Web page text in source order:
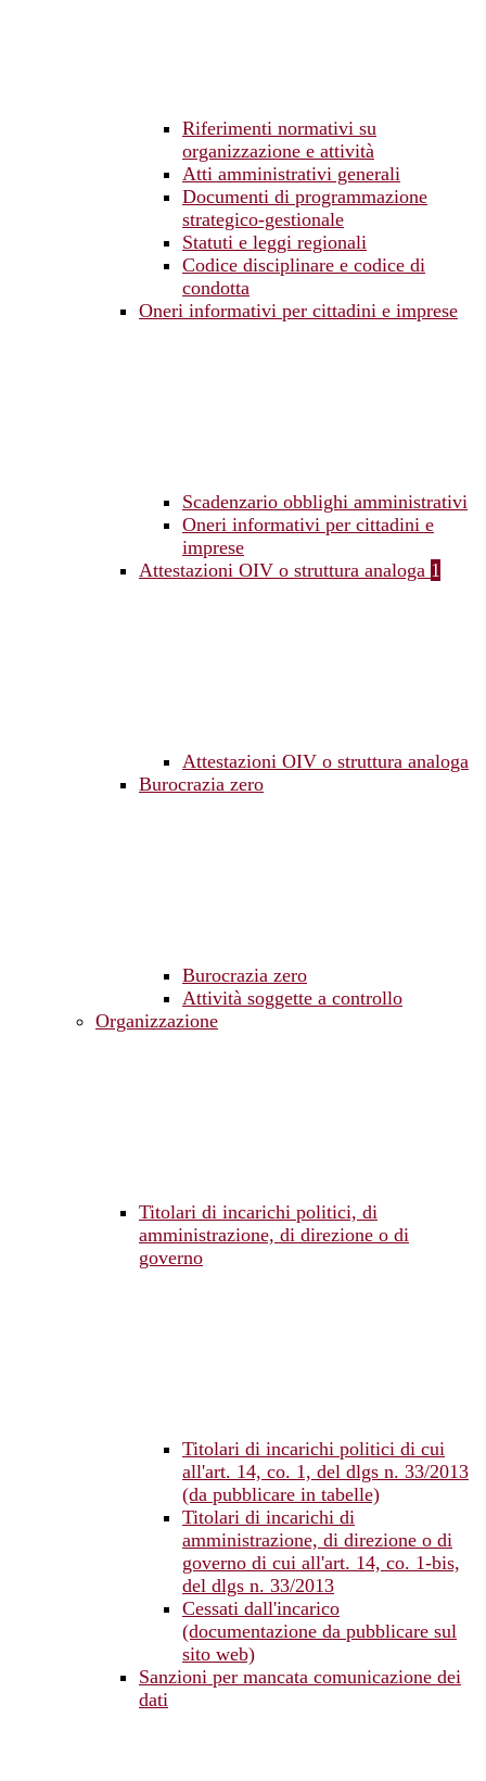
Riferimenti normativi su
organizzazione e attività
Atti amministrativi generali
Documenti di programmazione
strategico-gestionale
Statuti e leggi regionali
Codice disciplinare e codice di
condotta
Oneri informativi per cittadini e imprese
Scadenzario obblighi amministrativi
Oneri informativi per cittadini e
imprese
Attestazioni OIV o struttura analoga 1
Attestazioni OIV o struttura analoga
Burocrazia zero
Burocrazia zero
Attività soggette a controllo
Organizzazione
Titolari di incarichi politici, di
amministrazione, di direzione o di
governo
Titolari di incarichi politici di cui
all'art. 14, co. 1, del dlgs n. 33/2013
(da pubblicare in tabelle)
Titolari di incarichi di
amministrazione, di direzione o di
governo di cui all'art. 14, co. 1-bis,
del dlgs n. 33/2013
Cessati dall'incarico
(documentazione da pubblicare sul
sito web)
Sanzioni per mancata comunicazione dei
dati